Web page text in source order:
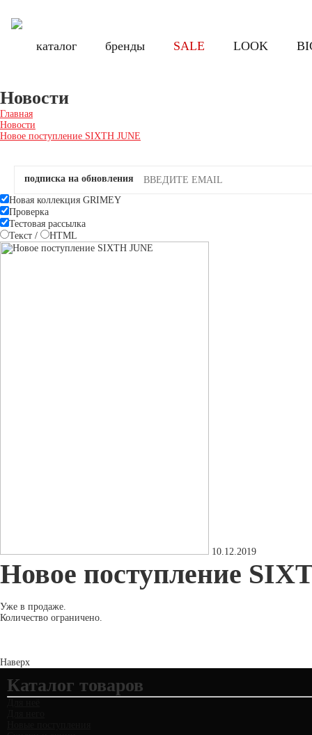
каталог бренды SALE LOOK
каталог бренды SALE LOOK
Новости
Главная
Новости
Новое поступление SIXTH JUNE
подписка на обновления
Новая коллекция GRIMEY
Проверка
Тестовая рассылка
Текст / HTML
10.12.2019
Новое поступление
Уже в продаже.
Количество ограничено.
Наверх
Каталог товаров